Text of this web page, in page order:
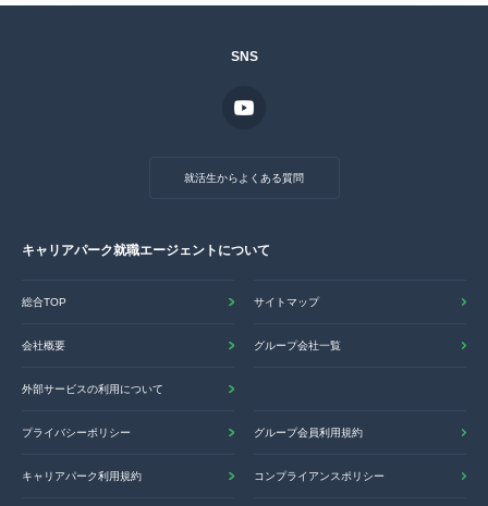
SNS
就活生からよくある質問
キャリアパーク就職エージェントについて
総合TOP サイトマップ
会社概要 グループ会社一覧
外部サービスの利用について
プライバシーポリシー グループ会員利用規約
キャリアパーク利用規約 コンプライアンスポリシー